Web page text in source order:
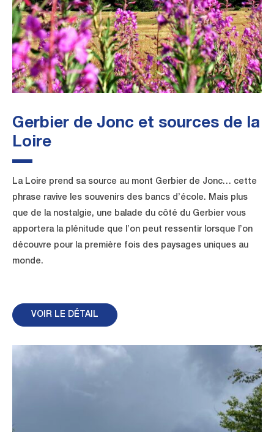
Gerbier de Jonc et sources de la
Loire
La Loire prend sa source au mont Gerbier de Jonc… cette
phrase ravive les souvenirs des bancs d’école. Mais plus
que de la nostalgie, une balade du côté du Gerbier vous
apportera la plénitude que l’on peut ressentir lorsque l’on
découvre pour la première fois des paysages uniques au
monde.
VOIR LE DÉTAIL